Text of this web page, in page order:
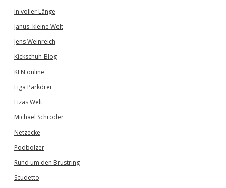
In voller Länge
Janus' kleine Welt
Jens Weinreich
Kickschuh-Blog
KLN online
Liga Parkdrei
Lizas Welt
Michael Schröder
Netzecke
Podbolzer
Rund um den Brustring
Scudetto